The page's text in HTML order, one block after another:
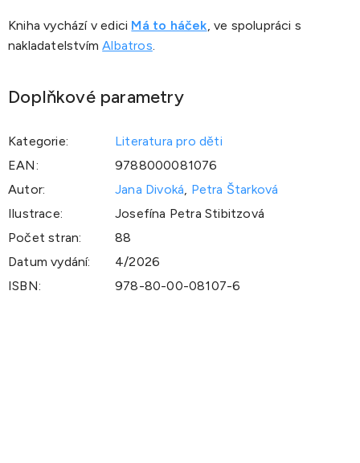
Kniha vychází v edici Má to háček, ve spolupráci s
nakladatelstvímAlbatros.
Doplňkové parametry
Kategorie:
Literatura pro děti
EAN:
9788000081076
Autor: Jana Divoká, Petra Štarková
Ilustrace:
Josefína Petra Stibitzová
Počet stran:
88
Datum vydání:
4/2026
ISBN: 978-80-00-08107-6